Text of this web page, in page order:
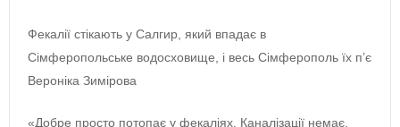
Фекалії стікають у Салгир, який впадає в
Сімферопольське водосховище, і весь Сімферополь їх п’є
Вероніка Зимірова
«Добре просто потопає у фекаліях. Каналізації немає,